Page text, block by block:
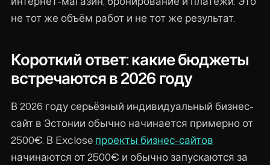
не тот же объём работ и не тот же результат.
Короткий ответ: какие бюджеты
встречаются в 2026 году
В 2026 году серьёзный индивидуальный бизнес-
сайт в Эстонии обычно начинается примерно от
2500€. В Exclose проекты бизнес-сайтов
начинаются от 2500€ и обычно запускаются за